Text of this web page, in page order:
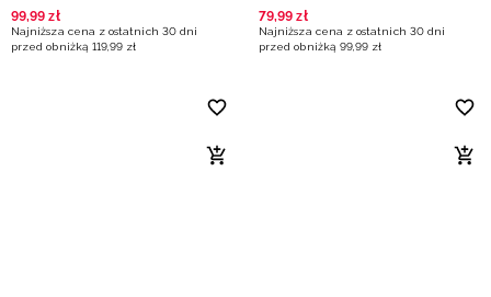
99,99 zł
Najniższa cena z ostatnich 30 dni
przed obniżką 119,99 zł
79,99 zł
Najniższa cena z ostatnich 30 dni
przed obniżką 99,99 zł